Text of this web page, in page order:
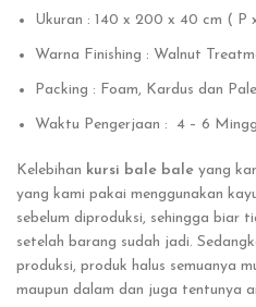
Ukuran : 140 x 200 x 40 cm ( P
Warna Finishing : Walnut
Packing : Foam, Kardus dan
Waktu Pengerjaan : 4 – 6
Kelebihan kursi bale bale yang
yang kami pakai menggunakan
sebelum diproduksi, sehingga biar
setelah barang sudah jadi.
produksi, produk halus semuanya
maupun dalam dan juga tentunya